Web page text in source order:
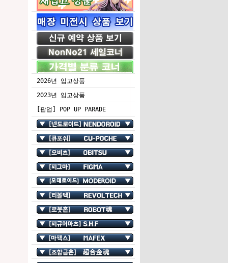
2026년 입고상품
2023년 입고상품
[팝업] POP UP PARADE